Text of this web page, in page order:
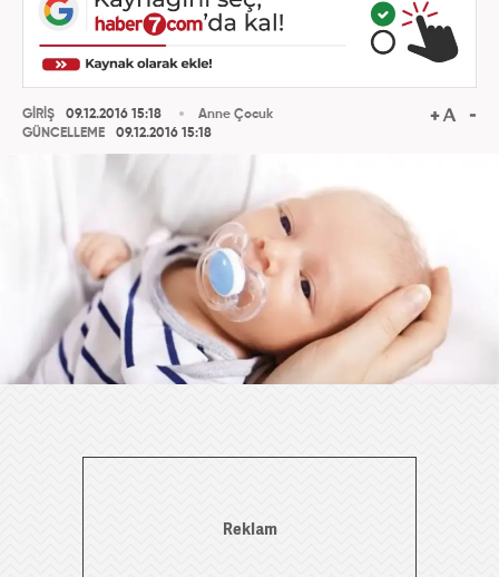
GİRİŞ
09.12.2016 15:18
GÜNCELLEME
09.12.2016 15:18
Anne Çocuk